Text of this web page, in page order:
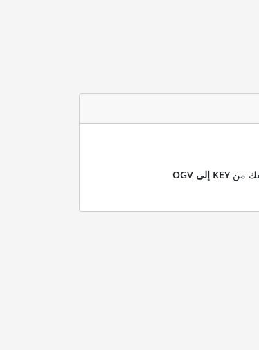
KEY إلى OGV